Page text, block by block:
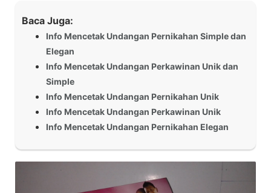
Baca Juga:
Info Mencetak Undangan Pernikahan Simple dan
Elegan
Info Mencetak Undangan Perkawinan Unik dan
Simple
Info Mencetak Undangan Pernikahan Unik
Info Mencetak Undangan Perkawinan Unik
Info Mencetak Undangan Pernikahan Elegan